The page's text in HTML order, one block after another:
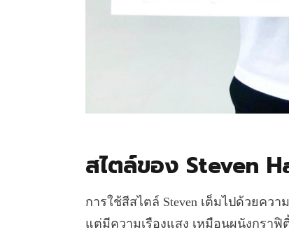
สไตล์ของ Steven
การใช้สีสไตล์ Steven เต็มไปด้วยคว
แต่มีความเรืองแสง เหมือนผนังกรา